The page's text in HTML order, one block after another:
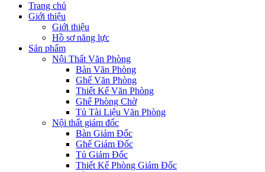
Trang chủ
Giới thiệu
Giới thiệu
Hồ sơ năng lực
Sản phẩm
Nội Thất Văn Phòng
Bàn Văn Phòng
Ghế Văn Phòng
Thiết Kế Văn Phòng
Ghế Phòng Chờ
Tủ Tài Liệu Văn Phòng
Nội thất giám đốc
Bàn Giám Đốc
Ghế Giám Đốc
Tủ Giám Đốc
Thiết Kế Phòng Giám Đốc